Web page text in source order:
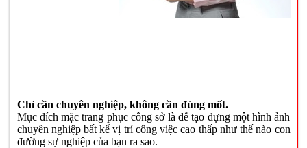
Chỉ cần chuyên nghiệp, không cần đúng mốt.
Mục đích mặc trang phục công sở là để tạo dựng một hình ảnh
chuyên nghiệp bất kể vị trí công việc cao thấp như thế nào con
đường sự nghiệp của bạn ra sao.